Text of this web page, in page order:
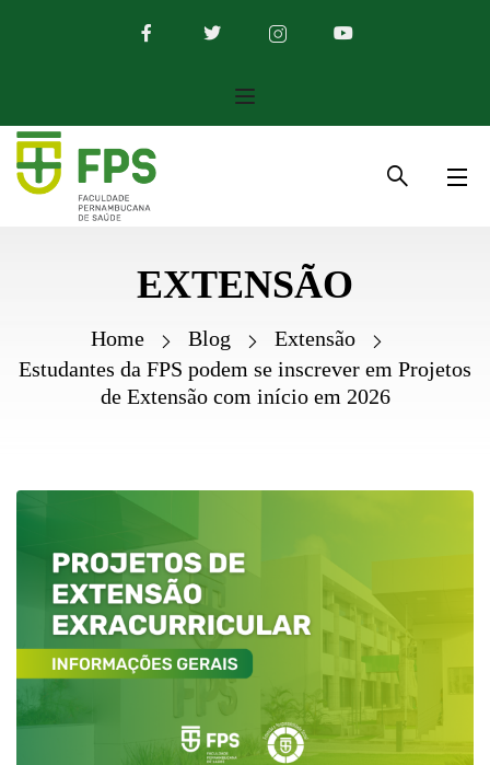
EXTENSÃO
Home Blog
Extensão
Estudantes da FPS podem se inscrever em Projetos
de Extensão com início em 2026